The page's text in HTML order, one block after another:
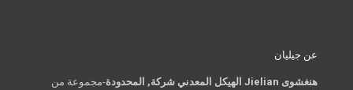
عن جيليان
هنغشوى Jielian الهيكل المعدني شركة, المحدودة
-مجموعة من